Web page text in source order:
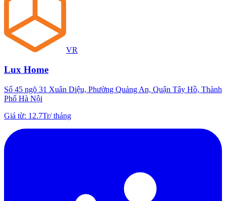
VR
Lux Home
Số 45 ngõ 31 Xuân Diệu, Phường Quảng An, Quận Tây Hồ, Thành
Phố Hà Nội
Giá từ: 12.7Tr/tháng